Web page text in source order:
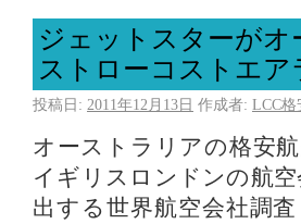
ジェットスターが
ストローコストエ
投稿日: 2011年12月13日 作成者: LCC
オーストラリアの格安
イギリスロンドンの航
出する世界航空会社調